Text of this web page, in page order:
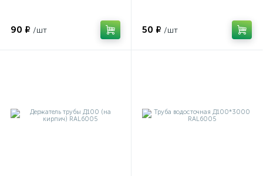
90 ₽ /шт 50 ₽ /шт